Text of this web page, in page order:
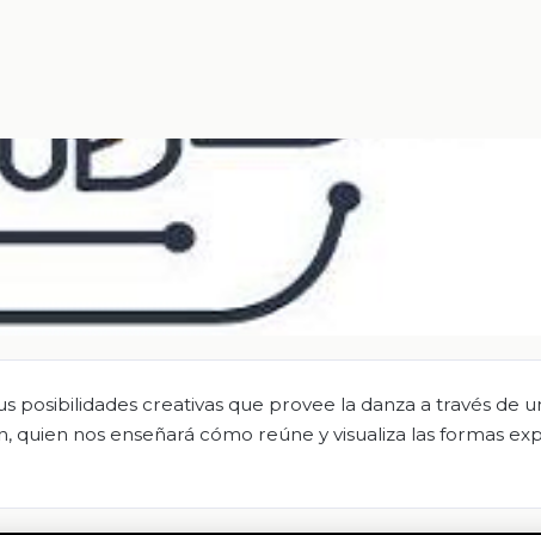
posibilidades creativas que provee la danza a través de
nos enseñará cómo reúne y visualiza las formas